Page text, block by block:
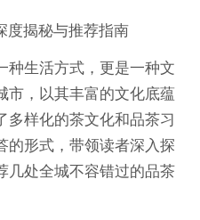
度揭秘与推荐指南
种生活方式，更是一种文
市，以其丰富的文化底蕴
多样化的茶文化和品茶习
的形式，带领读者深入探
几处全城不容错过的品茶